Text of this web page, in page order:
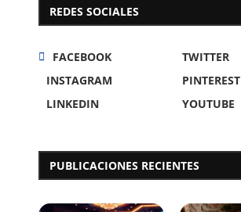
REDES SOCIALES
FACEBOOK
TWITTER
INSTAGRAM
PINTEREST
LINKEDIN
YOUTUBE
PUBLICACIONES RECIENTES